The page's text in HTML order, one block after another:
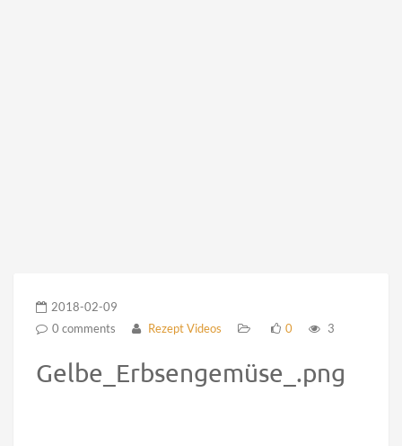
2018-02-09
0 comments
Rezept Videos 0 3
Gelbe_Erbsengemüse_.png